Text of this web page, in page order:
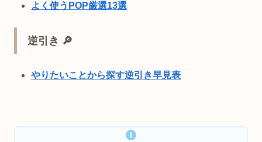
よく使うPOP厳選13選
逆引き 🔎
やりたいことから探す逆引き早見表